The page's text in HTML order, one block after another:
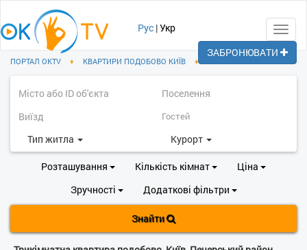
Рус |Укр
ПОРТАЛ OKTV ♦ КВАРТИРИ ПОДОБОВО КИЇВ ♦
Тип житла Курорт
Розташування Кількість кімнат
Ціна
Зручності
Додаткові фільтри
Знайти
ЗАБРОНЮВАТИ